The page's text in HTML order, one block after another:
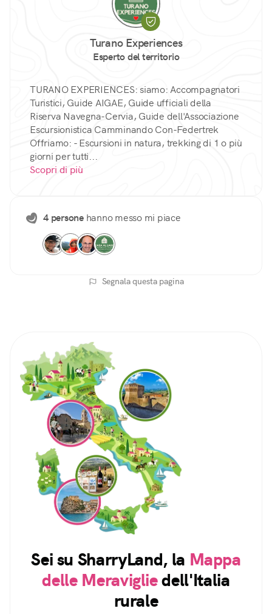
Turano Experiences
Esperto del territorio
TURANO EXPERIENCES: siamo: Accompagnatori
Turistici, Guide AIGAE, Guide ufficiali della
Riserva Navegna-Cervia, Guide dell'Associazione
Escursionistica Camminando Con-Federtrek
Offriamo: - Escursioni in natura, trekking di 1 o più
giorni per tutti...
Scopri di più
4 personehanno messo mi piace
Segnala questa pagina
Sei su SharryLand, la Mappa
delle Meravigliedell'Italia
rurale